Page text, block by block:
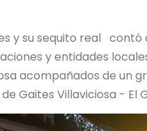
y su sequito real
y entidades
acompañados de un
Gaites Villaviciosa - El